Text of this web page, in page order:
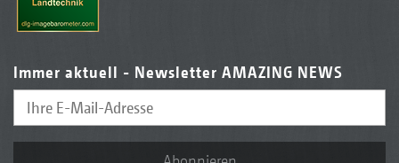
Immer aktuell - Newsletter AMAZING NEWS